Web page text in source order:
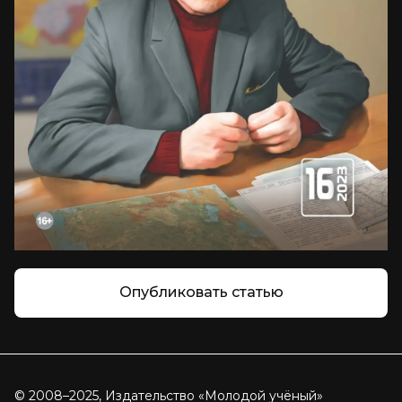
Опубликовать статью
© 2008–2025, Издательство «Молодой учёный»